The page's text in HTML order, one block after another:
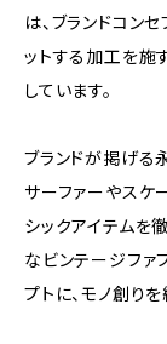
は、ブランドコン
ットする加工を施
しています。
ブランドが掲げる
サーファーやス
シックアイテムを
なビンテージファ
プトに、モノ創り